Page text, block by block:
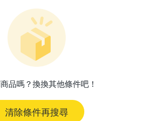
品嗎？換換其他條件吧！
清除條件再搜尋